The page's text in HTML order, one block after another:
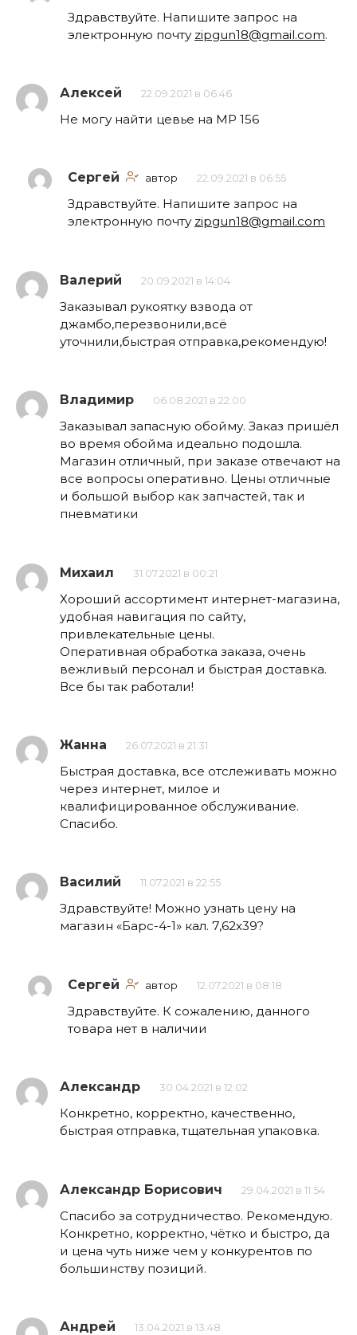
Здравствуйте. Напишите запрос на
электронную почту zipgun18@gmail.com.
Алексей 22.09.2021 в 06:46
Не могу найти цевье на МР 156
Сергей автор 22.09.2021 в 06:55
Здравствуйте. Напишите запрос на
электронную почту zipgun18@gmail.com
Валерий 20.09.2021 в 14:04
Заказывал рукоятку взвода от
джамбо,перезвонили,всё
уточнили,быстрая отправка,рекомендую!
Владимир 06.08.2021 в 22:00
Заказывал запасную обойму. Заказ пришёл
во время обойма идеально подошла.
Магазин отличный, при заказе отвечают на
все вопросы оперативно. Цены отличные
и большой выбор как запчастей, так и
пневматики
Михаил 31.07.2021 в 00:21
Хороший ассортимент интернет-магазина,
удобная навигация по сайту,
привлекательные цены.
Оперативная обработка заказа, очень
вежливый персонал и быстрая доставка.
Все бы так работали!
Жанна 26.07.2021 в 21:31
Быстрая доставка, все отслеживать можно
через интернет, милое и
квалифицированное обслуживание.
Спасибо.
Василий 11.07.2021 в 22:55
Здравствуйте! Можно узнать цену на
магазин «Барс-4-1» кал. 7,62х39?
Сергей автор 12.07.2021 в 08:18
Здравствуйте. К сожалению, данного
товара нет в наличии
Александр 30.04.2021 в 12:02
Конкретно, корректно, качественно,
быстрая отправка, тщательная упаковка.
Александр Борисович 29.04.2021 в 11:54
Спасибо за сотрудничество. Рекомендую.
Конкретно, корректно, чётко и быстро, да
и цена чуть ниже чем у конкурентов по
большинству позиций.
Андрей 13.04.2021 в 13:48